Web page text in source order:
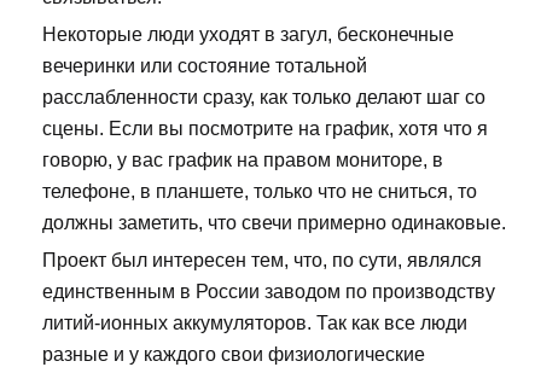
Некоторые люди уходят в загул, бесконечные
вечеринки или состояние тотальной
расслабленности сразу, как только делают шаг со
сцены. Если вы посмотрите на график, хотя что я
говорю, у вас график на правом мониторе, в
телефоне, в планшете, только что не сниться, то
должны заметить, что свечи примерно одинаковые.
Проект был интересен тем, что, по сути, являлся
единственным в России заводом по производству
литий-ионных аккумуляторов. Так как все люди
разные и у каждого свои физиологические